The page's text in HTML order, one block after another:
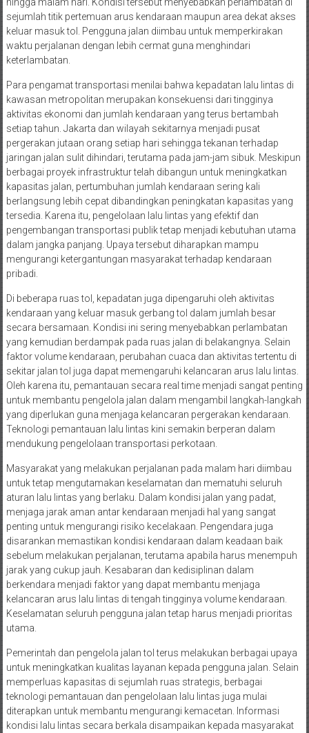
sejumlah titik pertemuan arus kendaraan maupun area dekat akses
keluar masuk tol. Pengguna jalan diimbau untuk memperkirakan
waktu perjalanan dengan lebih cermat guna menghindari
keterlambatan.
Para pengamat transportasi menilai bahwa kepadatan lalu lintas di
kawasan metropolitan merupakan konsekuensi dari tingginya
aktivitas ekonomi dan jumlah kendaraan yang terus bertambah
setiap tahun. Jakarta dan wilayah sekitarnya menjadi pusat
pergerakan jutaan orang setiap hari sehingga tekanan terhadap
jaringan jalan sulit dihindari, terutama pada jam-jam sibuk. Meskipun
berbagai proyek infrastruktur telah dibangun untuk meningkatkan
kapasitas jalan, pertumbuhan jumlah kendaraan sering kali
berlangsung lebih cepat dibandingkan peningkatan kapasitas yang
tersedia. Karena itu, pengelolaan lalu lintas yang efektif dan
pengembangan transportasi publik tetap menjadi kebutuhan utama
dalam jangka panjang. Upaya tersebut diharapkan mampu
mengurangi ketergantungan masyarakat terhadap kendaraan
pribadi.
Di beberapa ruas tol, kepadatan juga dipengaruhi oleh aktivitas
kendaraan yang keluar masuk gerbang tol dalam jumlah besar
secara bersamaan. Kondisi ini sering menyebabkan perlambatan
yang kemudian berdampak pada ruas jalan di belakangnya. Selain
faktor volume kendaraan, perubahan cuaca dan aktivitas tertentu di
sekitar jalan tol juga dapat memengaruhi kelancaran arus lalu lintas.
Oleh karena itu, pemantauan secara real time menjadi sangat penting
untuk membantu pengelola jalan dalam mengambil langkah-langkah
yang diperlukan guna menjaga kelancaran pergerakan kendaraan.
Teknologi pemantauan lalu lintas kini semakin berperan dalam
mendukung pengelolaan transportasi perkotaan.
Masyarakat yang melakukan perjalanan pada malam hari diimbau
untuk tetap mengutamakan keselamatan dan mematuhi seluruh
aturan lalu lintas yang berlaku. Dalam kondisi jalan yang padat,
menjaga jarak aman antar kendaraan menjadi hal yang sangat
penting untuk mengurangi risiko kecelakaan. Pengendara juga
disarankan memastikan kondisi kendaraan dalam keadaan baik
sebelum melakukan perjalanan, terutama apabila harus menempuh
jarak yang cukup jauh. Kesabaran dan kedisiplinan dalam
berkendara menjadi faktor yang dapat membantu menjaga
kelancaran arus lalu lintas di tengah tingginya volume kendaraan.
Keselamatan seluruh pengguna jalan tetap harus menjadi prioritas
utama.
Pemerintah dan pengelola jalan tol terus melakukan berbagai upaya
untuk meningkatkan kualitas layanan kepada pengguna jalan. Selain
memperluas kapasitas di sejumlah ruas strategis, berbagai
teknologi pemantauan dan pengelolaan lalu lintas juga mulai
diterapkan untuk membantu mengurangi kemacetan. Informasi
kondisi lalu lintas secara berkala disampaikan kepada masyarakat